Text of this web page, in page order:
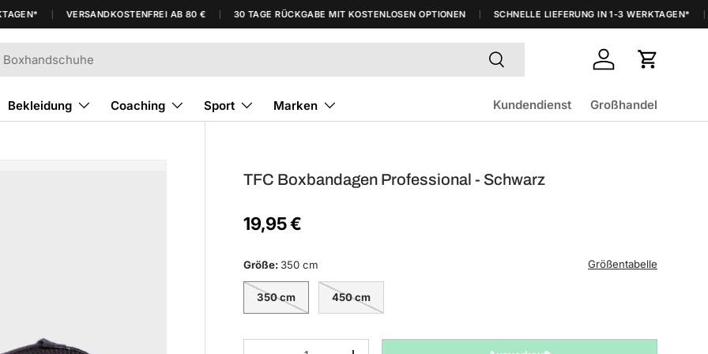
VERSANDKOSTENFREI AB 80 € 30 TAGE RÜCKGABE MIT KOSTENLOSEN OPTIONEN SCHNELLE LIEFERUNG IN 1-3 WERKTAGEN*
Suchen
Einloggen
Bekleidung Coaching Sport Marken Kundendienst Großhandel
TFC Boxbandagen Professional - Schwarz
19,95 €
Größe: 350 cm Größentabelle
350 cm 450 cm